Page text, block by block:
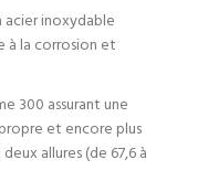
acier inoxydable
à la corrosion et
300 assurant une
et encore plus
allures (de 67,6 à